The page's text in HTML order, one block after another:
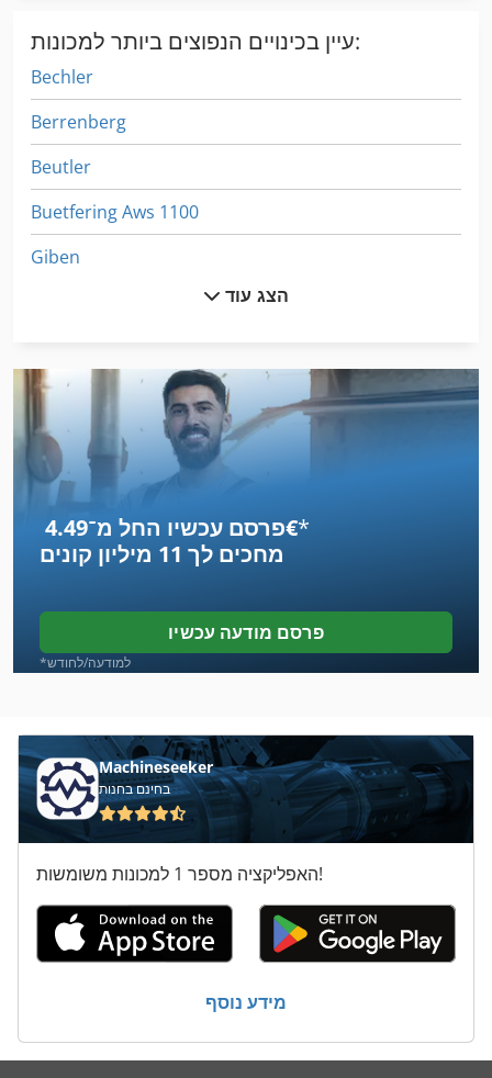
עיין בכינויים הנפוצים ביותר למכונות:
Bechler
Berrenberg
Beutler
Buetfering Aws 1100
Giben
Huellhorst
Kuhlmeyer
Meba
Vrb
Waben
אף אחד
במחט במכונת
ברואר
בתי יציקה
גמיש
הוספת
הטבלה התקפה
עץ עץ
הצג עוד
פרסם עכשיו החל מ־‏4.49 ‏€*
מחכים לך 11 מיליון קונים
פרסם מודעה עכשיו
*למודעה/לחודש
Machineseeker
בחינם בחנות
האפליקציה מספר 1 למכונות משומשות!
מידע נוסף